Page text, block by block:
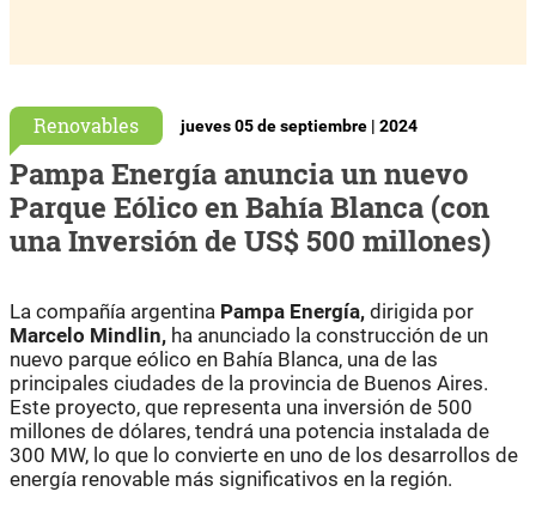
Renovables jueves 05 de septiembre | 2024
Pampa Energía anuncia un nuevo
Parque Eólico en Bahía Blanca (con
una Inversión de US$ 500 millones)
La compañía argentina Pampa Energía, dirigida por
Marcelo Mindlin, ha anunciado la construcción de un
nuevo parque eólico en Bahía Blanca, una de las
principales ciudades de la provincia de Buenos Aires.
Este proyecto, que representa una inversión de 500
millones de dólares, tendrá una potencia instalada de
300 MW, lo que lo convierte en uno de los desarrollos de
energía renovable más significativos en la región.